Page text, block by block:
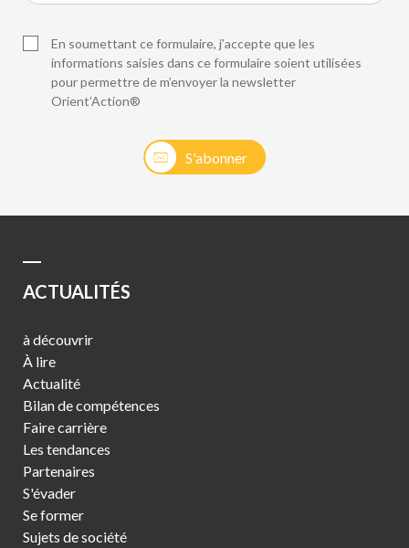
S'abonner
En soumettant ce formulaire, j’accepte que les
informations saisies dans ce formulaire soient utilisées
pour permettre de m’envoyer la newsletter
Orient’Action®
ACTUALITÉS
à découvrir
À lire
Actualité
Bilan de compétences
Faire carrière
Les tendances
Partenaires
S'évader
Se former
Sujets de société